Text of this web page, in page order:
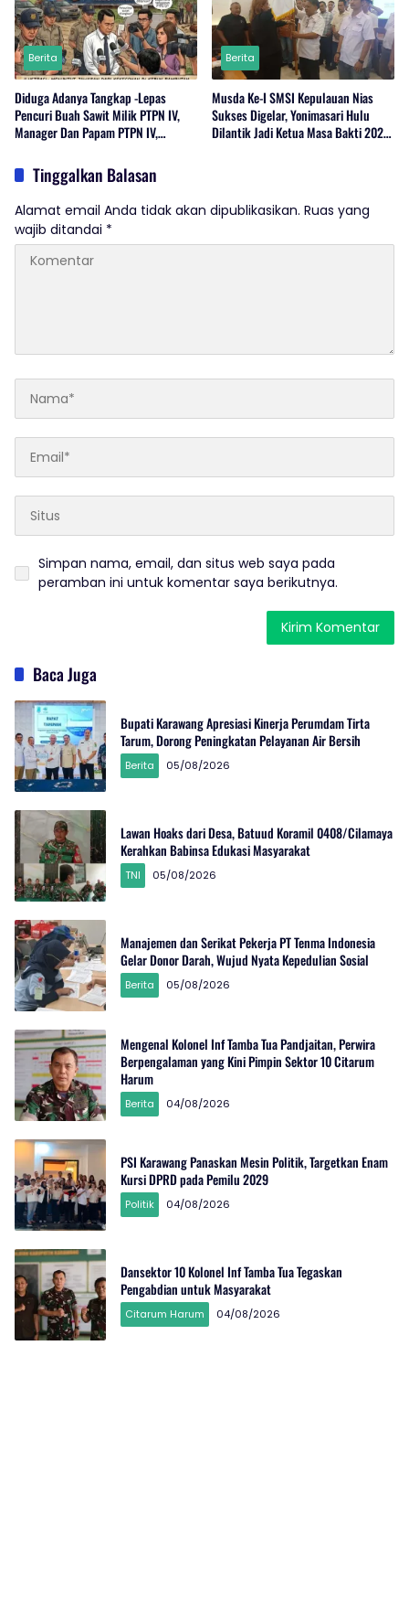
Berita
Diduga Adanya Tangkap -Lepas
Pencuri Buah Sawit Milik PTPN IV,
Manager Dan Papam PTPN IV,
Bedagai Bungkam Saat Di Konfirmasi
Wartawan.
Berita
Musda Ke-I SMSI Kepulauan Nias
Sukses Digelar, Yonimasari Hulu
Dilantik Jadi Ketua Masa Bakti 2026-
Tinggalkan Balasan
Alamat email Anda tidak akan dipublikasikan. Ruas yang
wajib ditandai *
Simpan nama, email, dan situs web saya pada
peramban ini untuk komentar saya berikutnya.
Baca Juga
Bupati Karawang Apresiasi Kinerja Perumdam Tirta
Tarum, Dorong Peningkatan Pelayanan Air Bersih
Berita 05/08/2026
Lawan Hoaks dari Desa, Batuud Koramil 0408/Cilamaya
Kerahkan Babinsa Edukasi Masyarakat
TNI 05/08/2026
Manajemen dan Serikat Pekerja PT Tenma Indonesia
Gelar Donor Darah, Wujud Nyata Kepedulian Sosial
Berita 05/08/2026
Mengenal Kolonel Inf Tamba Tua Pandjaitan, Perwira
Berpengalaman yang Kini Pimpin Sektor 10 Citarum
Harum
Berita 04/08/2026
PSI Karawang Panaskan Mesin Politik, Targetkan Enam
Kursi DPRD pada Pemilu 2029
Politik 04/08/2026
Dansektor 10 Kolonel Inf Tamba Tua Tegaskan
Pengabdian untuk Masyarakat
Citarum Harum 04/08/2026